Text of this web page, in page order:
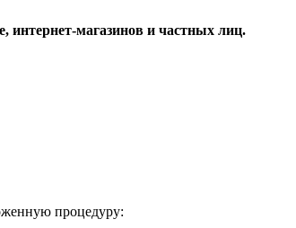
интернет-магазинов и частных лиц.
процедуру: